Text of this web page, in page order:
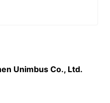
Unimbus Co., Ltd.